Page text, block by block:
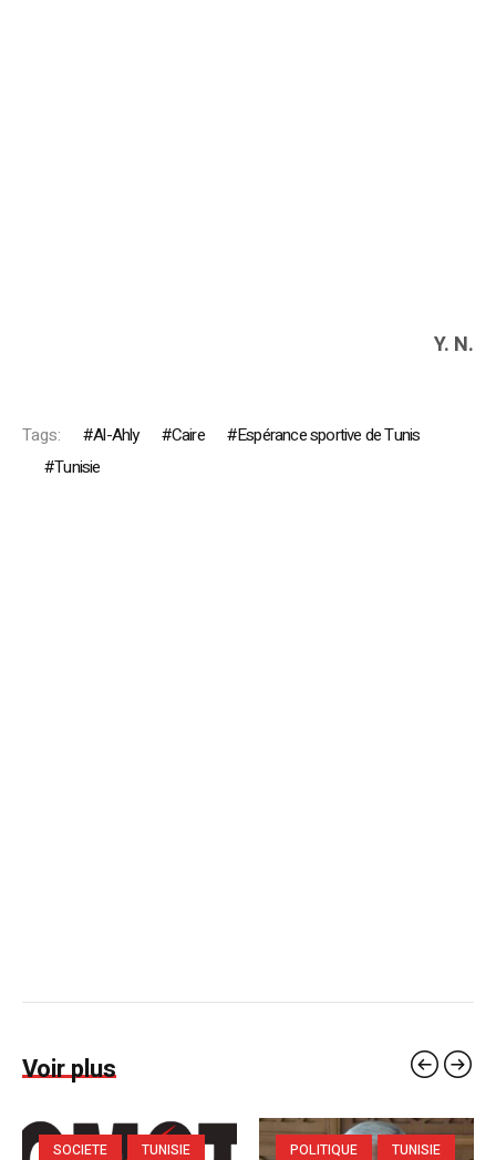
Y. N.
Tags: Al-Ahly Caire
Espérance sportive de Tunis
Tunisie
Voir plus
SOCIETE TUNISIE POLITIQUE TUNISIE